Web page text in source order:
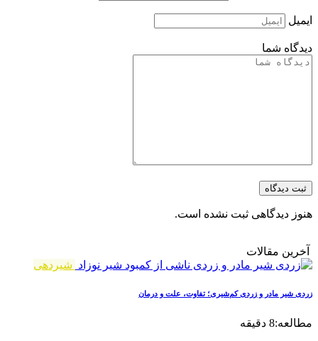
ایمیل
دیدگاه شما
ثبت دیدگاه
هنوز دیدگاهی ثبت نشده است.
آخرین مقالات
شیردهی
زردی شیر مادر و زردی کم‌شیری؛ تفاوت، علت و درمان
مطالعه:8 دقیقه